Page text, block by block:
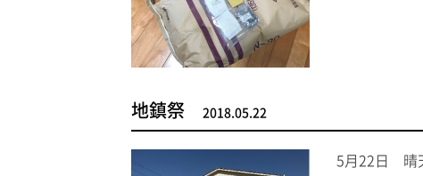
地鎮祭 2018.05.22
5月22日 晴